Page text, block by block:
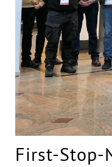
First-Stop-